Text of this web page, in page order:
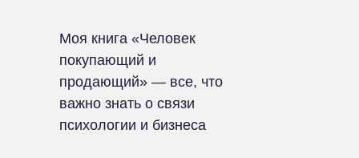
Моя книга «Человек
покупающий и
продающий» — все, что
важно знать о связи
психологии и бизнеса